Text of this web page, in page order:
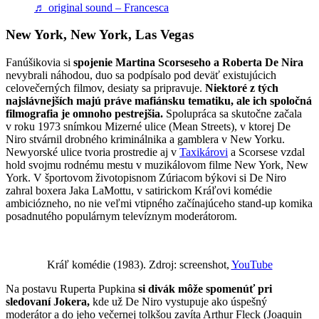
♬ original sound – Francesca
New York, New York, Las Vegas
Fanúšikovia si spojenie Martina Scorseseho a Roberta De Nira
nevybrali náhodou, duo sa podpísalo pod deväť existujúcich
celovečerných filmov, desiaty sa pripravuje. Niektoré z tých
najslávnejších majú práve mafiánsku tematiku, ale ich spoločná
filmografia je omnoho pestrejšia. Spolupráca sa skutočne začala
v roku 1973 snímkou Mizerné ulice (Mean Streets), v ktorej De
Niro stvárnil drobného kriminálnika a gamblera v New Yorku.
Newyorské ulice tvoria prostredie aj v Taxikárovi a Scorsese vzdal
hold svojmu rodnému mestu v muzikálovom filme New York, New
York. V športovom životopisnom Zúriacom býkovi si De Niro
zahral boxera Jaka LaMottu, v satirickom Kráľovi komédie
ambiciózneho, no nie veľmi vtipného začínajúceho stand-up komika
posadnutého populárnym televíznym moderátorom.
Kráľ komédie (1983). Zdroj: screenshot, YouTube
Na postavu Ruperta Pupkina si divák môže spomenúť pri
sledovaní Jokera, kde už De Niro vystupuje ako úspešný
moderátor a do jeho večernej tolkšou zavíta Arthur Fleck (Joaquin